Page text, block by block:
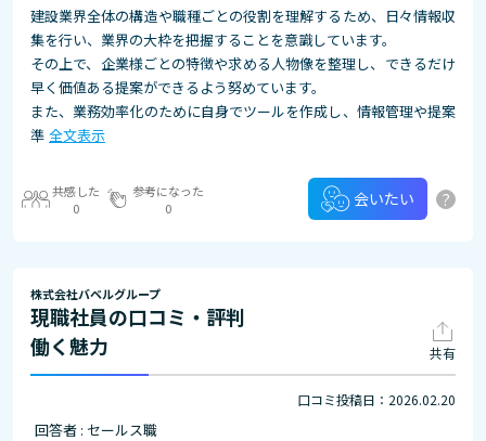
建設業界全体の構造や職種ごとの役割を理解するため、日々情報収
集を行い、業界の大枠を把握することを意識しています。
その上で、企業様ごとの特徴や求める人物像を整理し、できるだけ
早く価値ある提案ができるよう努めています。
また、業務効率化のために自身でツールを作成し、情報管理や提案
準 全文表示
共感した
0
参考になった
0
会いたい ?
株式会社バベルグループ
現職社員の口コミ・評判
働く魅力
共有
口コミ投稿日：2026.02.20
回答者 : セールス職